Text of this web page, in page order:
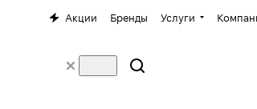
Акции Бренды Услуги